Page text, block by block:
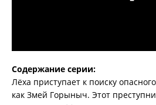
Содержание серии:
Лёха приступает к поиску
как Змей Горыныч. Этот